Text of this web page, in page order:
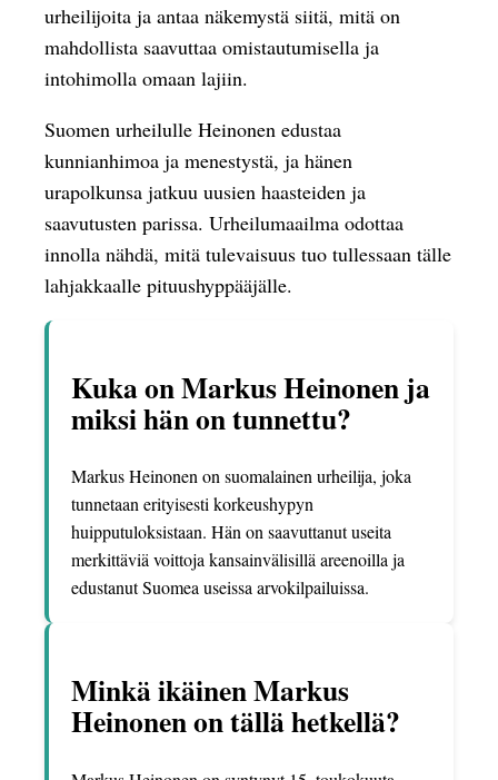
urheilijoita ja antaa näkemystä siitä, mitä on
mahdollista saavuttaa omistautumisella ja
intohimolla omaan lajiin.
Suomen urheilulle Heinonen edustaa
kunnianhimoa ja menestystä, ja hänen
urapolkunsa jatkuu uusien haasteiden ja
saavutusten parissa. Urheilumaailma odottaa
innolla nähdä, mitä tulevaisuus tuo tullessaan tälle
lahjakkaalle pituushyppääjälle.
Kuka on Markus Heinonen ja
miksi hän on tunnettu?
Markus Heinonen on suomalainen urheilija, joka
tunnetaan erityisesti korkeushypyn
huipputuloksistaan. Hän on saavuttanut useita
merkittäviä voittoja kansainvälisillä areenoilla ja
edustanut Suomea useissa arvokilpailuissa.
Minkä ikäinen Markus
Heinonen on tällä hetkellä?